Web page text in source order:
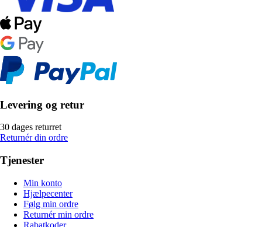
Levering og retur
30 dages returret
Returnér din ordre
Tjenester
Min konto
Hjælpecenter
Følg min ordre
Returnér min ordre
Rabatkoder